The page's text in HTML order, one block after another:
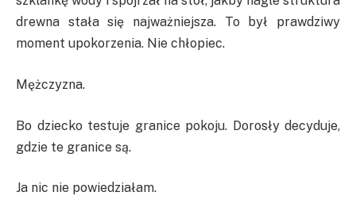
drewna stała się najważniejsza. To był prawdziwy
moment upokorzenia. Nie chłopiec.
Mężczyzna.
Bo dziecko testuje granice pokoju. Dorosły decyduje,
gdzie te granice są.
Ja nic nie powiedziałam.